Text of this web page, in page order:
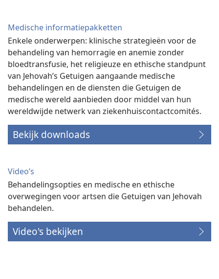
Medische informatiepakketten
Enkele onderwerpen: klinische strategieën voor de
behandeling van hemorragie en anemie zonder
bloedtransfusie, het religieuze en ethische standpunt
van Jehovah’s Getuigen aangaande medische
behandelingen en de diensten die Getuigen de
medische wereld aanbieden door middel van hun
wereldwijde netwerk van ziekenhuiscontactcomités.
Bekijk downloads
Video’s
Behandelingsopties en medische en ethische
overwegingen voor artsen die Getuigen van Jehovah
behandelen.
Video's bekijken